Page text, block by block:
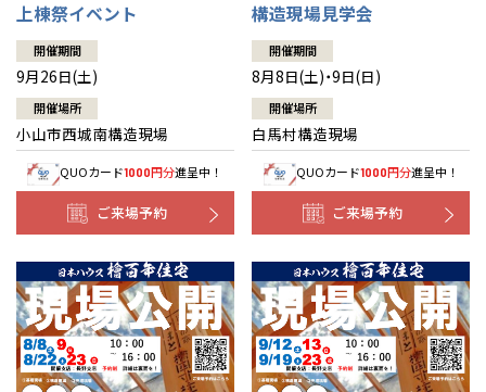
上棟祭イベント
開催期間
9月26日(土)
開催場所
小山市西城南構造現場
QUOカード1000円分進呈中！
ご来場予約
構造現場見学会
開催期間
8月8日(土)・9日(日)
開催場所
白馬村構造現場
QUOカード1000円分進呈中！
ご来場予約